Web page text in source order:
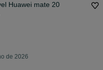
Huawei mate 20
de 2026